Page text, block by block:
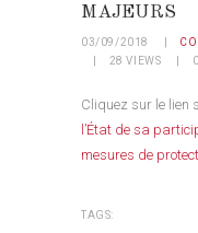
MAJEURS
03/09/2018
28 VIEWS 0
Cliquez sur le lien
l’État de sa
mesures de
TAGS: